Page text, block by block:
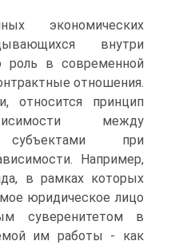
экономических
внутри
роль в современной
отношения.
относится принцип
между
субъектами при
Например,
в рамках которых
юридическое лицо
суверенитетом в
им работы - как